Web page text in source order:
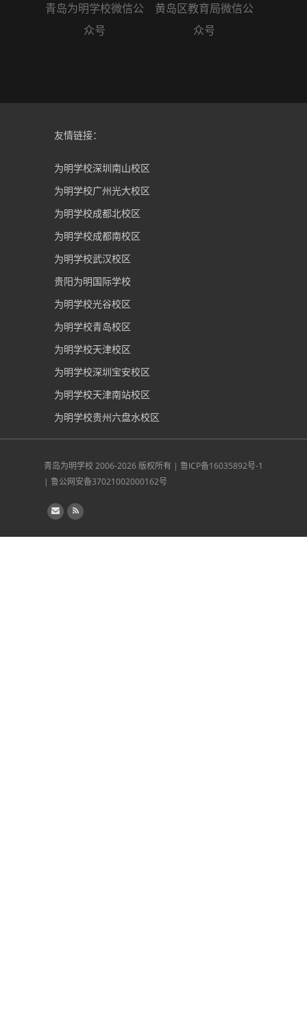
青岛为明学校微信公
众号
黄岛区教育局微信公
众号
友情链接：
为明学校深圳南山校区
为明学校广州光大校区
为明学校成都北校区
为明学校成都南校区
为明学校武汉校区
贵阳为明国际学校
为明学校光谷校区
为明学校青岛校区
为明学校天津校区
为明学校深圳宝安校区
为明学校天津南站校区
为明学校贵州六盘水校区
青岛为明学校2006-2026 版权所有 | 鲁ICP备16035892号-1
| 鲁公网安备37021002000162号